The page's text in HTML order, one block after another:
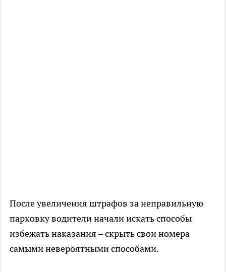
После увеличения штрафов за неправильную
парковку водители начали искать способы
избежать наказания – скрыть свои номера
самыми невероятными способами.